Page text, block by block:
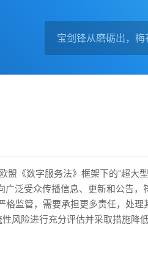
《数字服务法》框架下的“超大
泛受众传播信息、更新和公告
监管，需要承担更多责任，处
风险进行充分评估并采取措施降低